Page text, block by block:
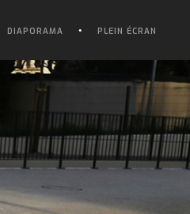
DIAPORAMA PLEIN ÉCRAN